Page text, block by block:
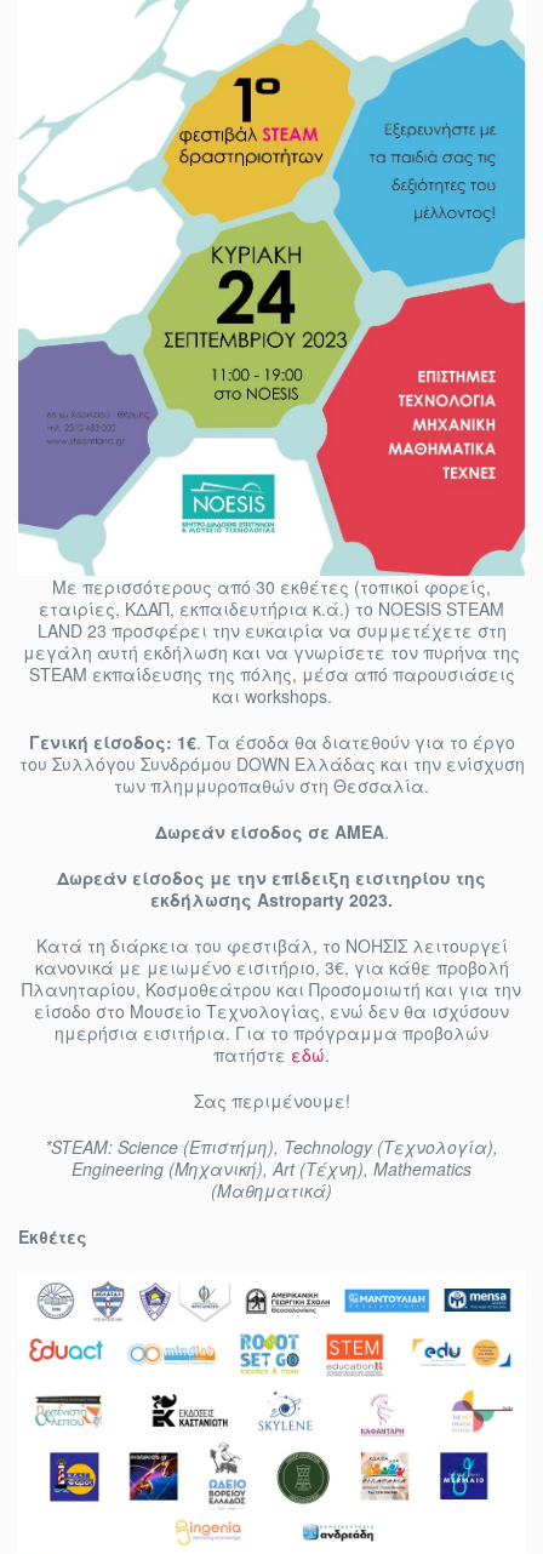
Με περισσότερους από 30 εκθέτες (τοπικοί φορείς,
εταιρίες, ΚΔΑΠ, εκπαιδευτήρια κ.ά.) το NOESIS STEAM
LAND 23 προσφέρει την ευκαιρία να συμμετέχετε στη
μεγάλη αυτή εκδήλωση και να γνωρίσετε τον πυρήνα της
STEAM εκπαίδευσης της πόλης, μέσα από παρουσιάσεις
και workshops.
Γενική είσοδος: 1€. Τα έσοδα θα διατεθούν για το έργο
του Συλλόγου Συνδρόμου DOWN Ελλάδας και την ενίσχυση
των πλημμυροπαθών στη Θεσσαλία.
Δωρεάν είσοδος σε ΑΜΕΑ.
Δωρεάν είσοδος με την επίδειξη εισιτηρίου της
εκδήλωσης Astroparty 2023.
Κατά τη διάρκεια του φεστιβάλ, το ΝΟΗΣΙΣ λειτουργεί
κανονικά με μειωμένο εισιτήριο, 3€, για κάθε προβολή
Πλανηταρίου, Κοσμοθεάτρου και Προσομοιωτή και για την
είσοδο στο Μουσείο Τεχνολογίας, ενώ δεν θα ισχύσουν
ημερήσια εισιτήρια. Για το πρόγραμμα προβολών
πατήστε εδώ.
Σας περιμένουμε!
*STEAM: Science (Επιστήμη), Technology (Τεχνολογία),
Engineering (Μηχανική), Art (Τέχνη), Mathematics
(Μαθηματικά)
Εκθέτες